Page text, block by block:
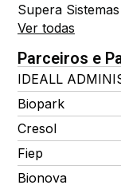
Supera Sistemas
Ver todas
Parceiros e
Biopark
Cresol
Fiep
Bionova